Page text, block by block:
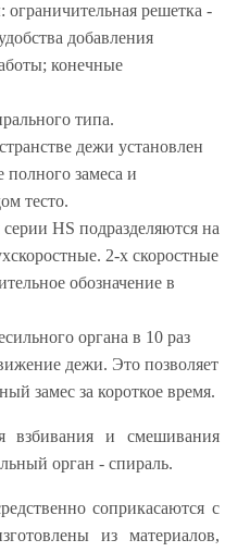
решетка -
добавления
конечные
типа.
дежи установлен
полного замеса и
тесто.
HS подразделяются на
2-х скоростные
обозначение в
органа в 10 раз
дежи. Это позволяет
замес за короткое время.
взбивания и смешивания
орган - спираль.
соприкасаются с
из материалов,